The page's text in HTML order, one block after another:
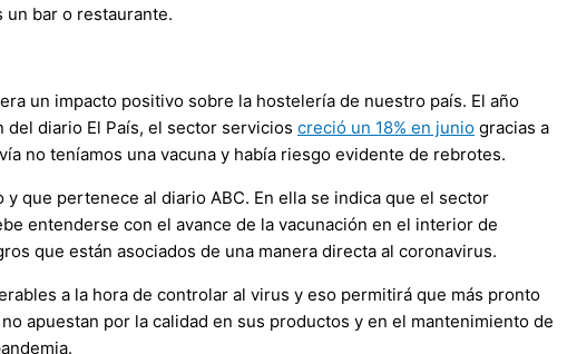
bar o restaurante.
un impacto positivo sobre la hostelería de nuestro país. El año
diario El País, el sector servicios creció un 18% en junio gracias a
no teníamos una vacuna y había riesgo evidente de rebrotes.
que pertenece al diario ABC. En ella se indica que el sector
entenderse con el avance de la vacunación en el interior de
que están asociados de una manera directa al coronavirus.
a la hora de controlar al virus y eso permitirá que más pronto
apuestan por la calidad en sus productos y en el mantenimiento de